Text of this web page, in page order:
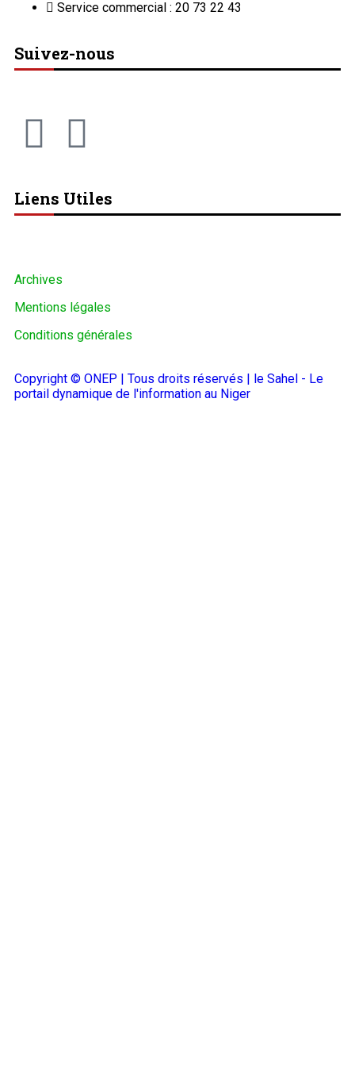
Service commercial : 20 73 22 43
Suivez-nous
Liens Utiles
Archives
Mentions légales
Conditions générales
Copyright © ONEP | Tous droits réservés | le Sahel - Le
portail dynamique de l'information au Niger